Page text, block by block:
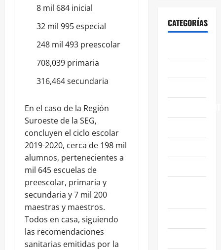
8 mil 684 inicial
32 mil 995 especial
248 mil 493 preescolar
708,039 primaria
316,464 secundaria
En el caso de la Región
Suroeste de la SEG,
concluyen el ciclo escolar
2019-2020, cerca de 198 mil
alumnos, pertenecientes a
mil 645 escuelas de
preescolar, primaria y
secundaria y 7 mil 200
maestras y maestros.
Todos en casa, siguiendo
las recomendaciones
sanitarias emitidas por la
CATEGORÍAS